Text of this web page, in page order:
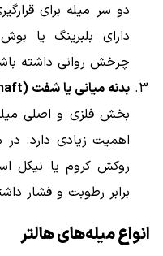
دو سر میله برای
دارای بلبرینگ یا
چرخش روانی داشته
بدنه میانی یا شفت (Shaft):
بخش فلزی و اصلی
اهمیت زیادی دارد. در
روکش کروم یا نیکل
برابر رطوبت و فشار
انواع میله‌های هالتر